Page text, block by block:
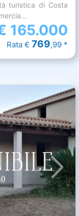
turistica di Costa
165.000
Rata € 769,99 *